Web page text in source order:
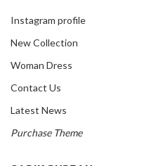
Instagram profile
New Collection
Woman Dress
Contact Us
Latest News
Purchase Theme